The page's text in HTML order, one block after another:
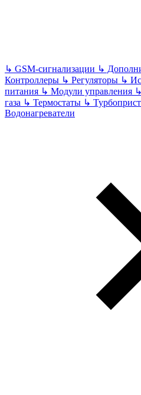
↳ GSM-сигнализации ↳
Контроллеры ↳ Регуляторы ↳
питания ↳ Модули управления ↳
газа ↳ Термостаты ↳
Водонагреватели